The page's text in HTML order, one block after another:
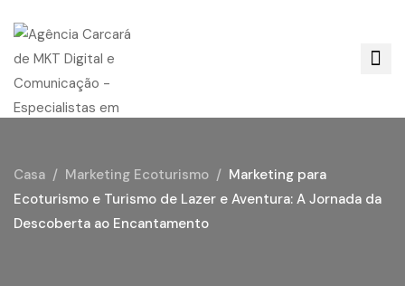
Casa Marketing Ecoturismo
Marketing para
Ecoturismo e Turismo de Lazer e Aventura: A Jornada da
Descoberta ao Encantamento